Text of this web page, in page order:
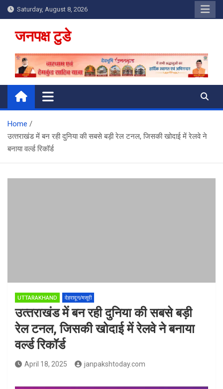
Skip
to
content
Saturday, August 8, 2026
जनपक्ष टुडे
Home
उत्‍तराखंड में बन रही दुनिया की सबसे बड़ी रेल टनल, जिसकी खोदाई में रेलवे ने
बनाया वर्ल्ड रिकॉर्ड
UTTARAKHAND देहरादून/मसूरी
उत्‍तराखंड में बन रही दुनिया की सबसे बड़ी
रेल टनल, जिसकी खोदाई में रेलवे ने बनाया
वर्ल्ड रिकॉर्ड
April 18, 2025 janpakshtoday.com